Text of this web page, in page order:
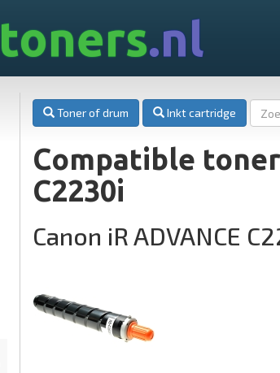
toners.nl
Toner of drum Inkt cartridge
Compatible
C2230i
Canon iR ADVANCE